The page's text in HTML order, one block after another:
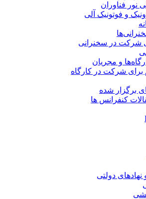
فناوران
و فوتونیک آلی
شرکت در سخنرانی
و مجریان
شرکت در کارگاه
برگزار شده
کنفرانس ها
دولتی